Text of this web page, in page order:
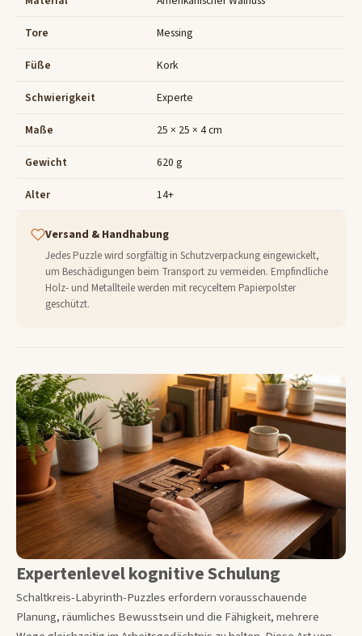
Tore Messing
Füße Kork
Schwierigkeit Experte
Maße 25 × 25 × 4 cm
Gewicht 620 g
Alter 14+
Versand & Handhabung
Jedes Puzzle wird sorgfältig in Schutzverpackung eingewickelt,
um Beschädigungen beim Transport zu vermeiden. Empfindliche
Holz- und Metallteile werden mit recyceltem Papierpolster
geschützt.
Expertenlevel kognitive Schulung
Schaltkreis-Labyrinth-Puzzles erfordern vorausschauende
Planung, räumliches Bewusstsein und die Fähigkeit, mehrere